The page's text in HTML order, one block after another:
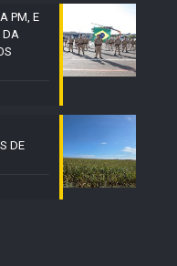
PM, E
DA
DE